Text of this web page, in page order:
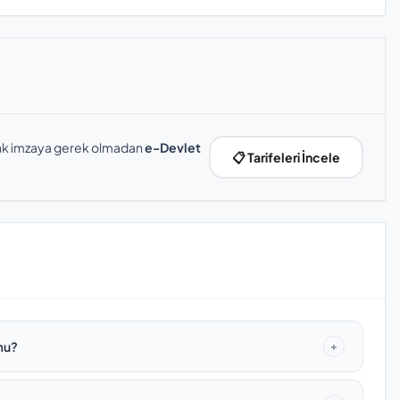
imzaya gerek olmadane-Devlet
📋 Tarifeleri İncele
+